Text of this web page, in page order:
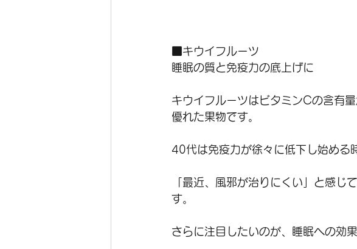
■キウイフルーツ
睡眠の質と免疫力の底上げに
キウイフルーツはビタミンCの含有
優れた果物です。
40代は免疫力が徐々に低下し始める
「最近、風邪が治りにくい」と感じ
す。
さらに注目したいのが、睡眠への効果